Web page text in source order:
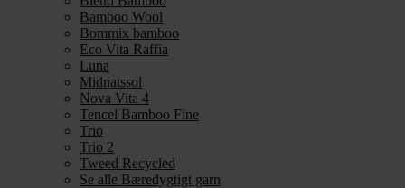
Bamboo Wool
Bommix bamboo
Eco Vita Raffia
Luna
Midnatssol
Nova Vita 4
Tencel Bamboo Fine
Trio
Trio 2
Tweed Recycled
Se alle Bæredygtigt garn